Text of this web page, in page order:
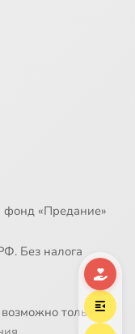
«Предание»
Без налога
только в